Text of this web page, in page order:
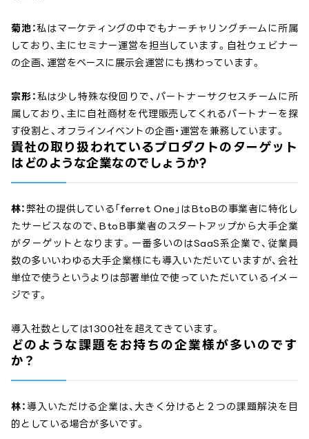
菊池：私はマーケティングの中でもナーチャリングチームに所属
しており、主にセミナー運営を担当しています。自社ウェビナー
の企画、運営をベースに展示会運営にも携わっています。
宗形： 私は少し特殊な役回りで、パートナーサクセスチームに所
属しており、主に自社商材を代理販売してくれるパートナーを探
す役割と、オフラインイベントの企画・運営を兼務しています。
貴社の取り扱われているプロダクトのターゲット
はどのような企業なのでしょうか?
林： 弊社の提供している「ferret One」はBtoBの事業者に特化し
たサービスなので、BtoB事業者のスタートアップから大手企業
がターゲットとなります。一番多いのはSaaS系企業で、従業員
数の多いいわゆる大手企業様にも導入いただいていますが、会社
単位で使うというよりは部署単位で使っていただいているイメー
ジです。
導入社数としては1300社を超えてきています。
どのような課題をお持ちの企業様が多いのです
か？
林： 導入いただける企業は、大きく分けると２つの課題解決を目
的としている場合が多いです。